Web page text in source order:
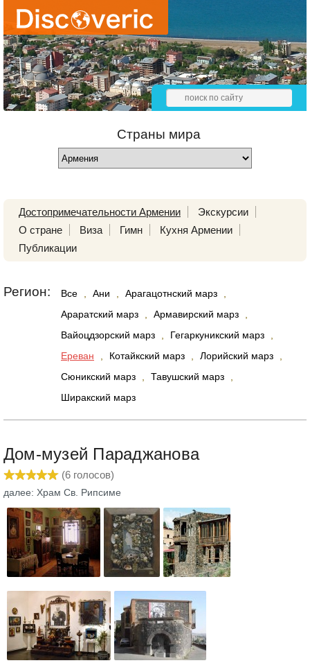
Страны мира
Достопримечательности Армении
Экскурсии
О стране
Виза Гимн
Кухня Армении
Публикации
Регион: Все Ани Арагацотнский марз
Араратский марз
Армавирский марз
Вайоцдзорский марз
Гегаркуникский марз
Ереван
Котайкский марз Лорийский марз
Сюникский марз
Тавушский марз
Ширакский марз
Дом-музей Параджанова
(6 голосов)
далее: Храм Св. Рипсиме